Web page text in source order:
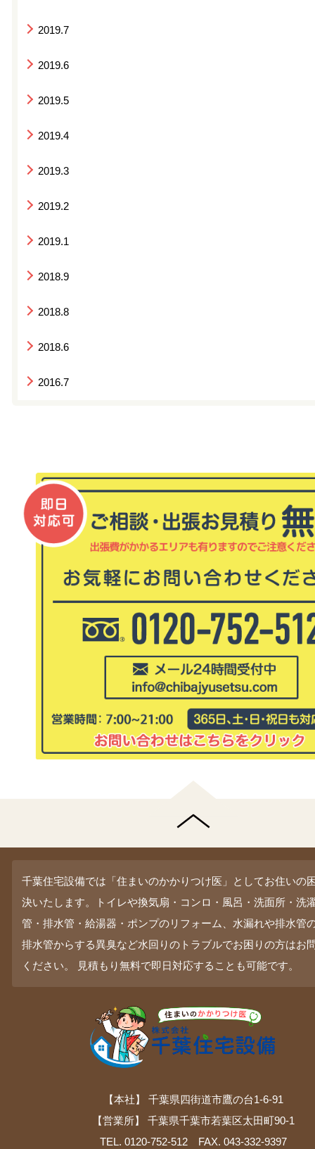
2019.7
2019.6
2019.5
2019.4
2019.3
2019.2
2019.1
2018.9
2018.8
2018.6
2016.7
千葉住宅設備では「住まいのかかりつけ医」としてお住いの
決いたします。トイレや換気扇・コンロ・風呂・洗面所・洗
管・排水管・給湯器・ポンプのリフォーム、水漏れや排水管
排水管からする異臭など水回りのトラブルでお困りの方はお
ください。 見積もり無料で即日対応することも可能です。
【本社】 千葉県四街道市鷹の台1-6-91
【営業所】 千葉県千葉市若葉区太田町90-1
TEL. 0120-752-512 FAX. 043-332-9397